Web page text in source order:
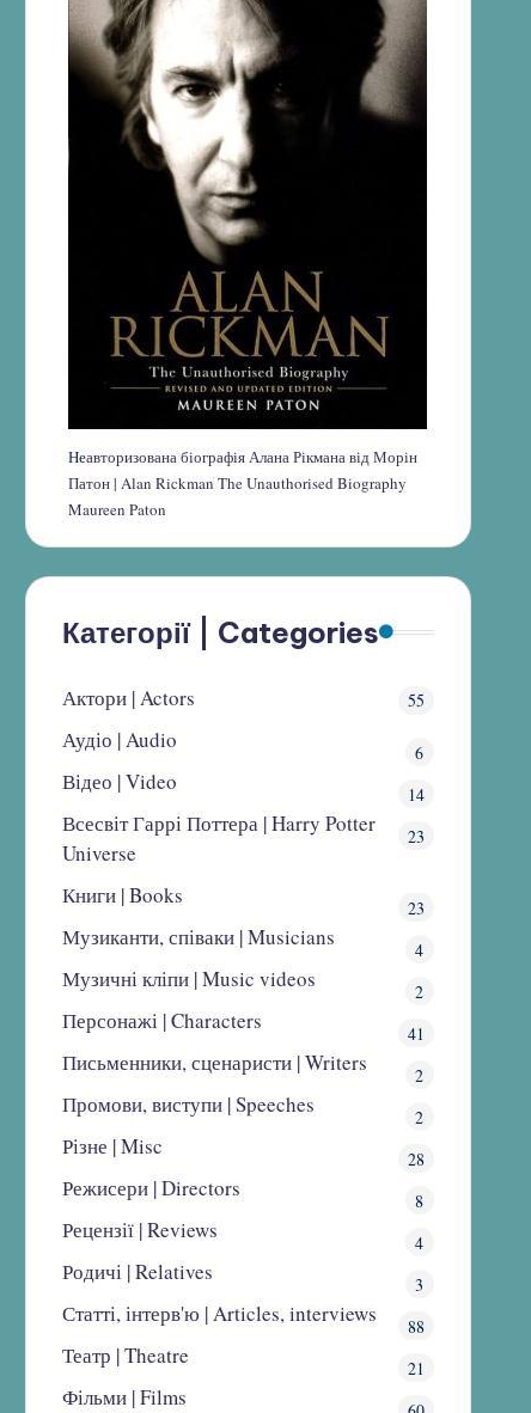
Неавторизована біографія Алана Рікмана від Морін
Патон | Alan Rickman The Unauthorised Biography
Maureen Paton
Категорії | Categories
Актори | Actors 55
Аудіо | Audio 6
Відео | Video 14
Всесвіт Гаррі Поттера | Harry Potter
Universe
23
Книги | Books 23
Музиканти, співаки | Musicians 4
Музичні кліпи | Music videos 2
Персонажі | Characters 41
Письменники, сценаристи | Writers 2
Промови, виступи | Speeches 2
Різне | Misc 28
Режисери | Directors 8
Рецензії | Reviews 4
Родичі | Relatives 3
Статті, інтерв'ю | Articles, interviews 88
Театр | Theatre 21
Фільми | Films